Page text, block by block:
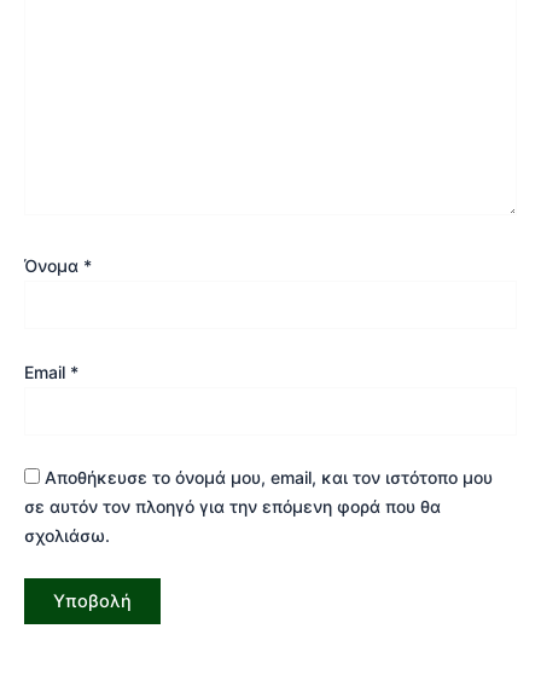
Όνομα *
Email *
Αποθήκευσε το όνομά μου, email, και τον ιστότοπο μου
σε αυτόν τον πλοηγό για την επόμενη φορά που θα
σχολιάσω.